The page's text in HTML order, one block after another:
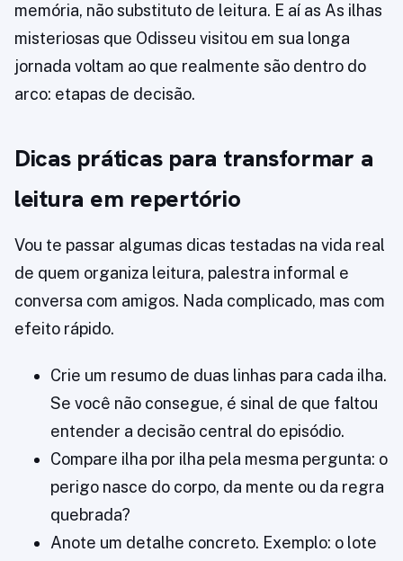
memória, não substituto de leitura. E aí as As ilhas
misteriosas que Odisseu visitou em sua longa
jornada voltam ao que realmente são dentro do
arco: etapas de decisão.
Dicas práticas para transformar a
leitura em repertório
Vou te passar algumas dicas testadas na vida real
de quem organiza leitura, palestra informal e
conversa com amigos. Nada complicado, mas com
efeito rápido.
Crie um resumo de duas linhas para cada ilha.
Se você não consegue, é sinal de que faltou
entender a decisão central do episódio.
Compare ilha por ilha pela mesma pergunta: o
perigo nasce do corpo, da mente ou da regra
quebrada?
Anote um detalhe concreto. Exemplo: o lote